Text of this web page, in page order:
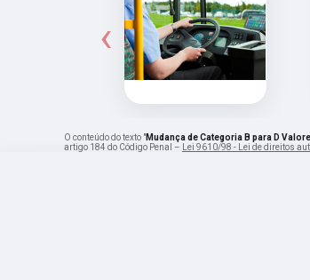
‹
O conteúdo do texto "Mudança de Categoria B para D
artigo 184 do Código Penal –
Lei 9610/98 - Lei de direitos